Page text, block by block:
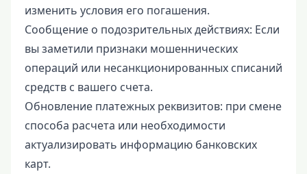
изменить условия его погашения.
Сообщение о подозрительных действиях: Если
вы заметили признаки мошеннических
операций или несанкционированных списаний
средств с вашего счета.
Обновление платежных реквизитов: при смене
способа расчета или необходимости
актуализировать информацию банковских
карт.